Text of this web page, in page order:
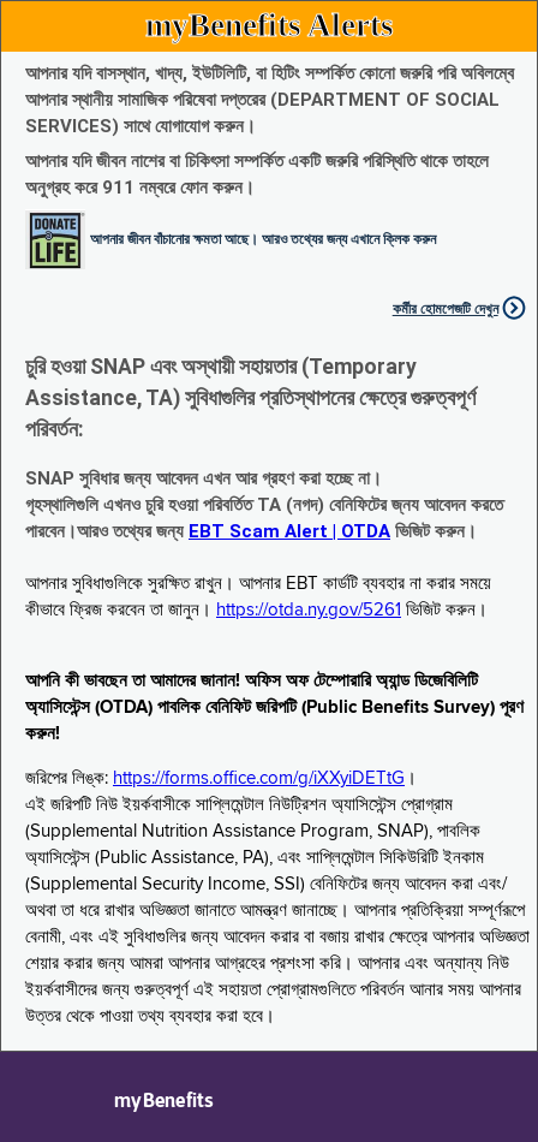
myBenefits Alerts
আপনার যদি বাসস্থান, খাদ্য, ইউটিলিটি, বা হিটিং সম্পর্কিত কোনো জরুরি পরি অবিলম্বে
আপনার স্থানীয় সামাজিক পরিষেবা দপ্তরের (DEPARTMENT OF SOCIAL
SERVICES) সাথে যোগাযোগ করুন।
আপনার যদি জীবন নাশের বা চিকিৎসা সম্পর্কিত একটি জরুরি পরিস্থিতি থাকে তাহলে
অনুগ্রহ করে 911 নম্বরে ফোন করুন।
আপনার জীবন বাঁচানোর ক্ষমতা আছে। আরও তথ্যের জন্য এখানে ক্লিক করুন
কর্মীর হোমপেজটি দেখুন
চুরি হওয়া SNAP এবং অস্থায়ী সহায়তার (Temporary
Assistance, TA) সুবিধাগুলির প্রতিস্থাপনের ক্ষেত্রে গুরুত্বপূর্ণ
পরিবর্তন:
SNAP সুবিধার জন্য আবেদন এখন আর গ্রহণ করা হচ্ছে না।
গৃহস্থালিগুলি এখনও চুরি হওয়া পরিবর্তিত TA (নগদ) বেনিফিটের জ্নয আবেদন করতে
পারবেন।আরও তথ্যের জন্য EBT Scam Alert | OTDA ভিজিট করুন।
আপনার সুবিধাগুলিকে সুরক্ষিত রাখুন। আপনার EBT কার্ডটি ব্যবহার না করার সময়ে
কীভাবে ফ্রিজ করবেন তা জানুন। https://otda.ny.gov/5261 ভিজিট করুন।
আপনি কী ভাবছেন তা আমাদের জানান! অফিস অফ টেম্পোরারি অ্যান্ড ডিজেবিলিটি
অ্যাসিস্টেন্স (OTDA) পাবলিক বেনিফিট জরিপটি (Public Benefits Survey) পূরণ
করুন!
জরিপের লিঙ্ক: https://forms.office.com/g/iXXyiDETtG ।
এই জরিপটি নিউ ইয়র্কবাসীকে সাপ্লিমেন্টাল নিউট্রিশন অ্যাসিস্টেন্স প্রোগ্রাম
(Supplemental Nutrition Assistance Program, SNAP), পাবলিক
অ্যাসিস্টেন্স (Public Assistance, PA), এবং সাপ্লিমেন্টাল সিকিউরিটি ইনকাম
(Supplemental Security Income, SSI) বেনিফিটের জন্য আবেদন করা এবং/
অথবা তা ধরে রাখার অভিজ্ঞতা জানাতে আমন্ত্রণ জানাচ্ছে। আপনার প্রতিক্রিয়া সম্পূর্ণরূপে
বেনামী, এবং এই সুবিধাগুলির জন্য আবেদন করার বা বজায় রাখার ক্ষেত্রে আপনার অভিজ্ঞতা
শেয়ার করার জন্য আমরা আপনার আগ্রহের প্রশংসা করি। আপনার এবং অন্যান্য নিউ
ইয়র্কবাসীদের জন্য গুরুত্বপূর্ণ এই সহায়তা প্রোগ্রামগুলিতে পরিবর্তন আনার সময় আপনার
উত্তর থেকে পাওয়া তথ্য ব্যবহার করা হবে।
myBenefits